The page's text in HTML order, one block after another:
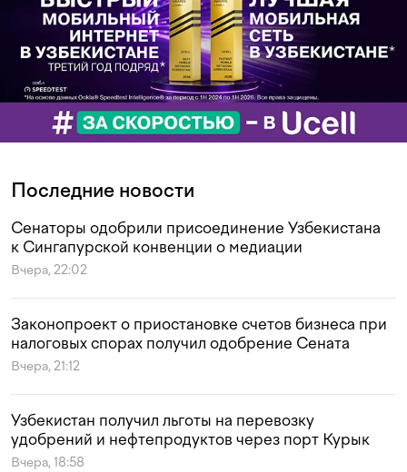
Последние новости
Сенаторы одобрили присоединение Узбекистана
к Сингапурской конвенции о медиации
Вчера, 22:02
Законопроект о приостановке счетов бизнеса при
налоговых спорах получил одобрение Сената
Вчера, 21:12
Узбекистан получил льготы на перевозку
удобрений и нефтепродуктов через порт Курык
Вчера, 18:58